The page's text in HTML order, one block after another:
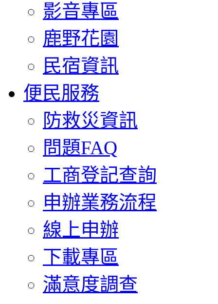
影音專區
鹿野花園
民宿資訊
便民服務
防救災資訊
問題FAQ
工商登記查詢
申辦業務流程
線上申辦
下載專區
滿意度調查